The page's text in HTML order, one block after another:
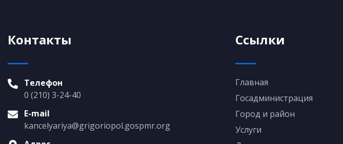
Контакты
Телефон
0 (210) 3-24-40
E-mail
kancelyariya@grigoriopol.gospmr.org
Ссылки
Главная
Госадминистрация
Город и район
Услуги